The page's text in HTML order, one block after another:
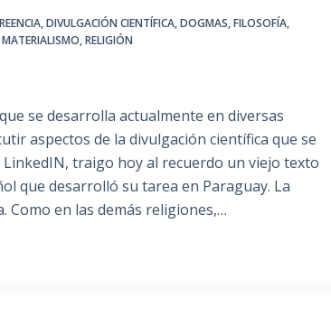
,DIVULGACIÓN CIENTÍFICA,DOGMAS,FILOSOFÍA,
MATERIALISMO,RELIGIÓN
se desarrolla actualmente en diversas
aspectos de la divulgación científica que se
traigo hoy al recuerdo un viejo texto
que desarrolló su tarea en Paraguay. La
Como en las demás religiones,…